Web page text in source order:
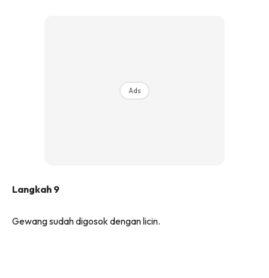
Ads
Langkah 9
Gewang sudah digosok dengan licin.